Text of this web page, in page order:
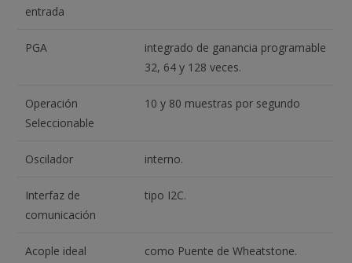
entrada
PGA
integrado de ganancia programable
32, 64 y 128 veces.
Operación
Seleccionable
10 y 80 muestras por segundo
Oscilador interno.
Interfaz de
comunicación
tipo I2C.
Acople ideal como Puente de Wheatstone.